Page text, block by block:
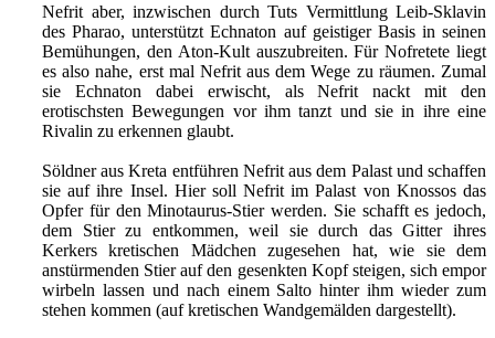
Nefrit aber, inzwischen durch Tuts Vermittlung Leib-Sklavin
des Pharao, unterstützt Echnaton auf geistiger Basis in seinen
Bemühungen, den Aton-Kult auszubreiten. Für Nofretete liegt
es also nahe, erst mal Nefrit aus dem Wege zu räumen. Zumal
sie Echnaton dabei erwischt, als Nefrit nackt mit den
erotischsten Bewegungen vor ihm tanzt und sie in ihre eine
Rivalin zu erkennen glaubt.
Söldner aus Kreta entführen Nefrit aus dem Palast und schaffen
sie auf ihre Insel. Hier soll Nefrit im Palast von Knossos das
Opfer für den Minotaurus-Stier werden. Sie schafft es jedoch,
dem Stier zu entkommen, weil sie durch das Gitter ihres
Kerkers kretischen Mädchen zugesehen hat, wie sie dem
anstürmenden Stier auf den gesenkten Kopf steigen, sich empor
wirbeln lassen und nach einem Salto hinter ihm wieder zum
stehen kommen (auf kretischen Wandgemälden dargestellt).